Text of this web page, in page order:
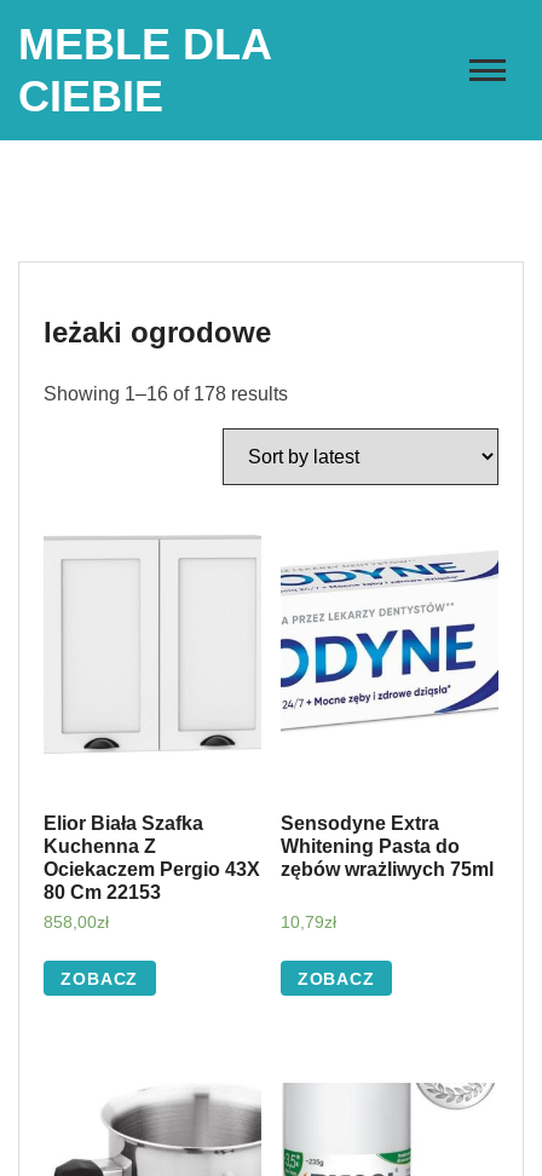
MEBLE DLA
CIEBIE
leżaki ogrodowe
Showing 1–16 of 178 results
Elior Biała Szafka
Kuchenna Z
Ociekaczem Pergio 43X
80 Cm 22153
858,00zł
ZOBACZ
Sensodyne Extra
Whitening Pasta do
zębów wrażliwych 75ml
10,79zł
ZOBACZ